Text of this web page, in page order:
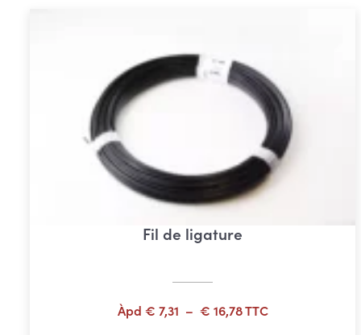
Fil de ligature
Àpd € 7,31 – € 16,78Plage
TTC